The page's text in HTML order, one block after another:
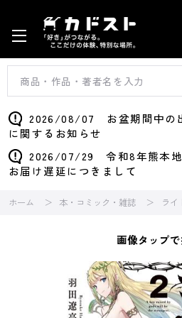
2026/08/07 お盆期間中の
に関するお知らせ
2026/07/29 令和8年熊本地
お届け遅延につきまして
ホーム 本・コミック・雑誌 ライ
画像タップ